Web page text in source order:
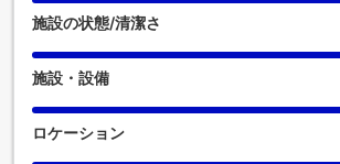
施設の状態/清潔さ
施設・設備
ロケーション